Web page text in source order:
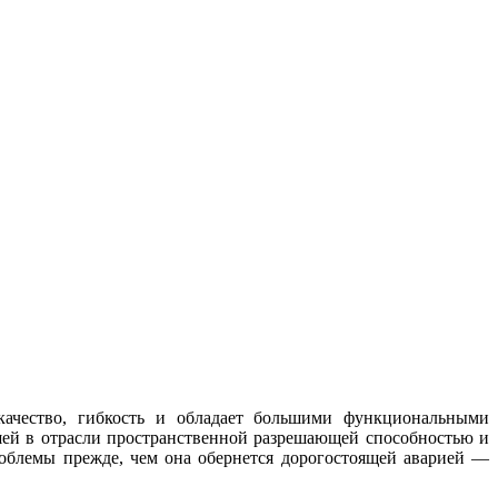
гибкость и обладает большими функциональными
в отрасли пространственной разрешающей способностью и
прежде, чем она обернется дорогостоящей аварией —